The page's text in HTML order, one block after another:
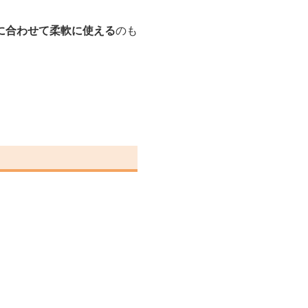
合わせて柔軟に使えるのも